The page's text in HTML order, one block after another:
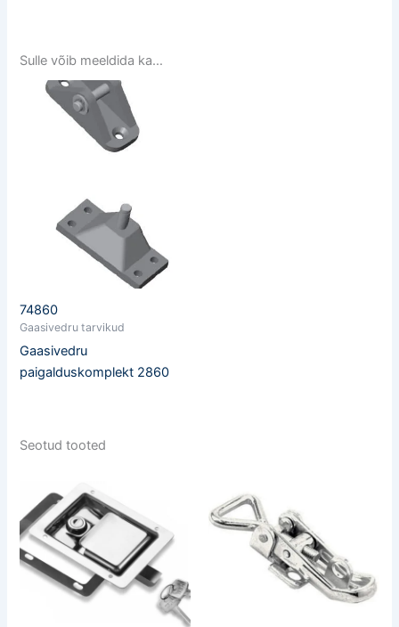
Sulle võib meeldida ka…
74860
Gaasivedru tarvikud
Gaasivedru
paigalduskomplekt 2860
Seotud tooted